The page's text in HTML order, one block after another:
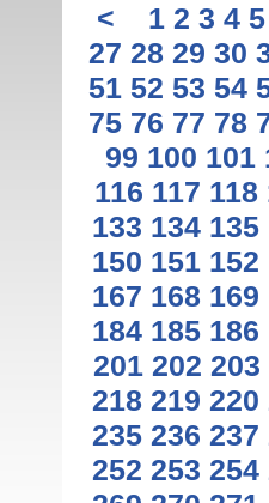
< 1 2 3 4 5
27 28 29 30
51 52 53 54
75 76 77 78
99 100 101
116 117 118
133 134 135
150 151 152
167 168 169
184 185 186
201 202 203
218 219 220
235 236 237
252 253 254